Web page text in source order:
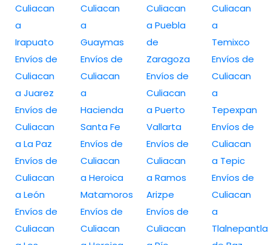
Culiacan
a
Irapuato
Envíos de
Culiacan
a Juarez
Envíos de
Culiacan
a La Paz
Envíos de
Culiacan
a León
Envíos de
Culiacan
Culiacan
a
Guaymas
Envíos de
Culiacan
a
Hacienda
Santa Fe
Envíos de
Culiacan
a Heroica
Matamoros
Envíos de
Culiacan
Culiacan
a Puebla
de
Zaragoza
Envíos de
Culiacan
a Puerto
Vallarta
Envíos de
Culiacan
a Ramos
Arizpe
Envíos de
Culiacan
Culiacan
a
Temixco
Envíos de
Culiacan
a
Tepexpan
Envíos de
Culiacan
a Tepic
Envíos de
Culiacan
a
Tlalnepantla